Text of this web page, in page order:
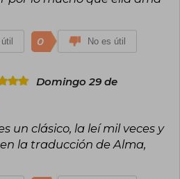
0 No es útil
Domingo 29 de
un clásico, la leí mil veces y
la traducción de Alma,